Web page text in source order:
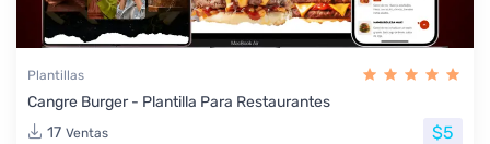
Plantillas
Cangre Burger - Plantilla Para Restaurantes
17 Ventas $5